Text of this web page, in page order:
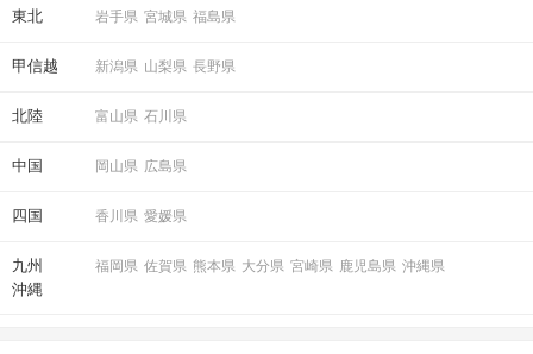
東北 岩手県 宮城県 福島県
甲信越 新潟県 山梨県 長野県
北陸 富山県 石川県
中国 岡山県 広島県
四国 香川県 愛媛県
九州
沖縄
福岡県 佐賀県 熊本県 大分県 宮崎県 鹿児島県 沖縄県